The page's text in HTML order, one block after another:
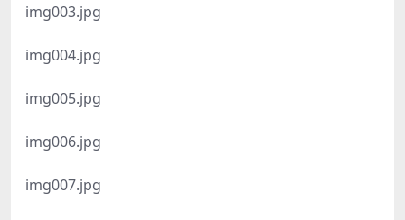
img003.jpg
img004.jpg
img005.jpg
img006.jpg
img007.jpg